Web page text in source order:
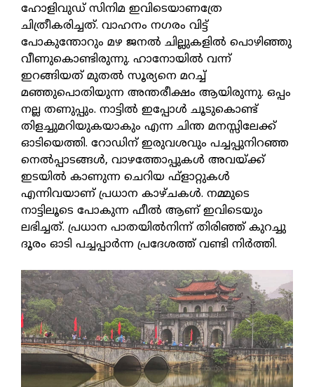
ഹോളിവുഡ് സിനിമ ഇവിടെയാണത്രേ
ചിത്രീകരിച്ചത്. വാഹനം നഗരം വിട്ട്
പോകുന്തോറും മഴ ജനല്‍ ചില്ലുകളില്‍ പൊഴിഞ്ഞു
വീണുകൊണ്ടിരുന്നു. ഹാനോയില്‍ വന്ന്
ഇറങ്ങിയത് മുതല്‍ സൂര്യനെ മറച്ച്
മഞ്ഞുപൊതിയുന്ന അന്തരീക്ഷം ആയിരുന്നു. ഒപ്പം
നല്ല തണുപ്പും. നാട്ടില്‍ ഇപ്പോള്‍ ചൂടുകൊണ്ട്
തിളച്ചുമറിയുകയാകും എന്ന ചിന്ത മനസ്സിലേക്ക്
ഓടിയെത്തി. റോഡിന് ഇരുവശവും പച്ചപ്പുനിറഞ്ഞ
നെല്‍പ്പാടങ്ങള്‍, വാഴത്തോപ്പുകള്‍ അവയ്ക്ക്
ഇടയില്‍ കാണുന്ന ചെറിയ ഫ്ളാറ്റുകള്‍
എന്നിവയാണ് പ്രധാന കാഴ്ചകള്‍. നമ്മുടെ
നാട്ടിലൂടെ പോകുന്ന ഫീല്‍ ആണ് ഇവിടെയും
ലഭിച്ചത്. പ്രധാന പാതയില്‍നിന്ന് തിരിഞ്ഞ് കുറച്ചു
ദൂരം ഓടി പച്ചപ്പാര്‍ന്ന പ്രദേശത്ത് വണ്ടി നിര്‍ത്തി.